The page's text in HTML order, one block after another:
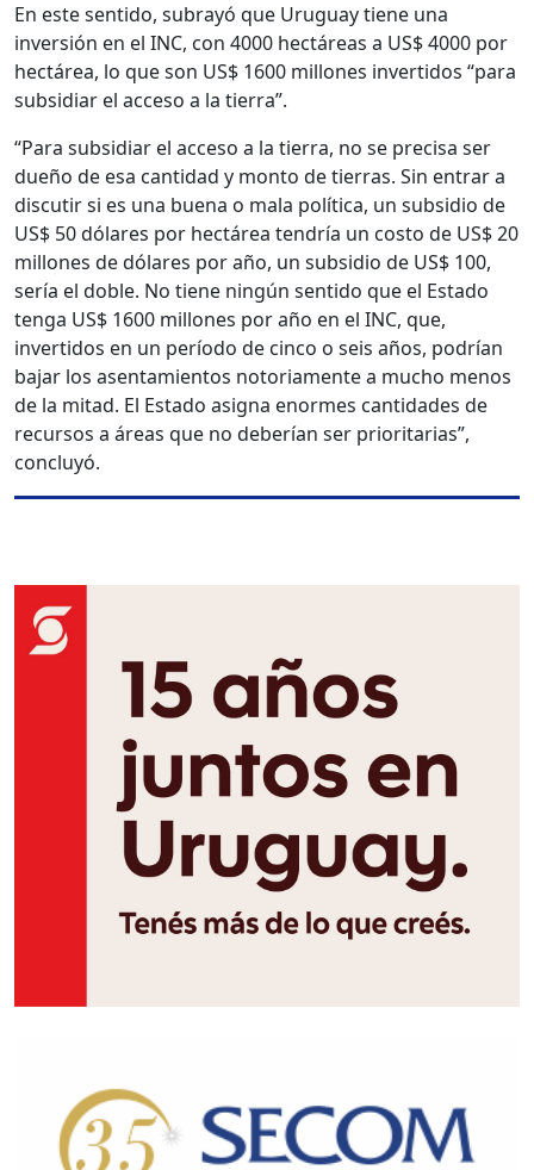
En este sentido, subrayó que Uruguay tiene una
inversión en el INC, con 4000 hectáreas a US$ 4000 por
hectárea, lo que son US$ 1600 millones invertidos “para
subsidiar el acceso a la tierra”.
“Para subsidiar el acceso a la tierra, no se precisa ser
dueño de esa cantidad y monto de tierras. Sin entrar a
discutir si es una buena o mala política, un subsidio de
US$ 50 dólares por hectárea tendría un costo de US$ 20
millones de dólares por año, un subsidio de US$ 100,
sería el doble. No tiene ningún sentido que el Estado
tenga US$ 1600 millones por año en el INC, que,
invertidos en un período de cinco o seis años, podrían
bajar los asentamientos notoriamente a mucho menos
de la mitad. El Estado asigna enormes cantidades de
recursos a áreas que no deberían ser prioritarias”,
concluyó.